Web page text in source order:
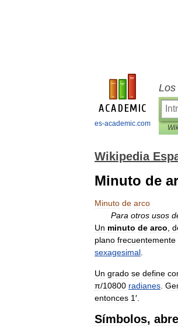
es-academic.com
Los
Wikipedia
Minuto de
Minuto de arco
Para otros usos
Un minuto de arco
plano frecuentemente
sexagesimal
Un grado se define
π/10800 radianes
entonces 1′.
Símbolos,